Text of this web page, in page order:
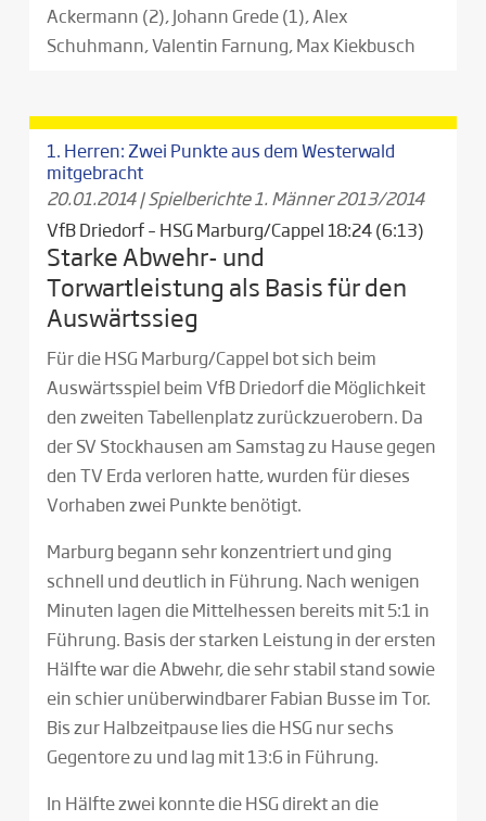
Ackermann (2), Johann Grede (1), Alex
Schuhmann, Valentin Farnung, Max Kiekbusch
1. Herren: Zwei Punkte aus dem Westerwald
mitgebracht
20.01.2014|Spielberichte 1. Männer 2013/2014
VfB Driedorf – HSG Marburg/Cappel 18:24 (6:13)
Starke Abwehr- und
Torwartleistung als Basis für den
Auswärtssieg
Für die HSG Marburg/Cappel bot sich beim
Auswärtsspiel beim VfB Driedorf die Möglichkeit
den zweiten Tabellenplatz zurückzuerobern. Da
der SV Stockhausen am Samstag zu Hause gegen
den TV Erda verloren hatte, wurden für dieses
Vorhaben zwei Punkte benötigt.
Marburg begann sehr konzentriert und ging
schnell und deutlich in Führung. Nach wenigen
Minuten lagen die Mittelhessen bereits mit 5:1 in
Führung. Basis der starken Leistung in der ersten
Hälfte war die Abwehr, die sehr stabil stand sowie
ein schier unüberwindbarer Fabian Busse im Tor.
Bis zur Halbzeitpause lies die HSG nur sechs
Gegentore zu und lag mit 13:6 in Führung.
In Hälfte zwei konnte die HSG direkt an die